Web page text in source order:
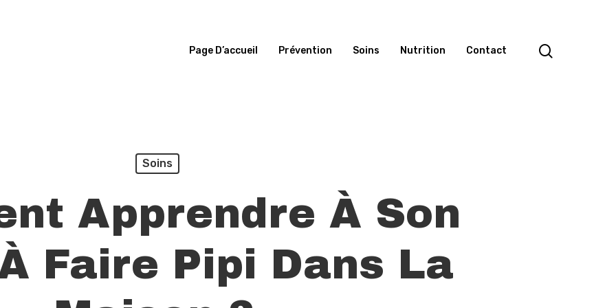
Page D’accueil Prévention Soins Nutrition Contact
Soins
Apprendre À Son
Faire Pipi Dans La